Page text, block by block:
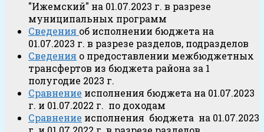
"Ижемский" на 01.07.2023 г. в разрезе
муниципальных программ
Сведения об исполнении бюджета на
01.07.2023 г. в разрезе разделов, подразделов
Сведения о предоставлении межбюджетных
трансфертов из бюджета района за 1
полугодие 2023 г.
Сравнение исполнения бюджета на 01.07.2023
г. и 01.07.2022 г. по доходам
Сравнение исполнения бюджета на 01.07.2023